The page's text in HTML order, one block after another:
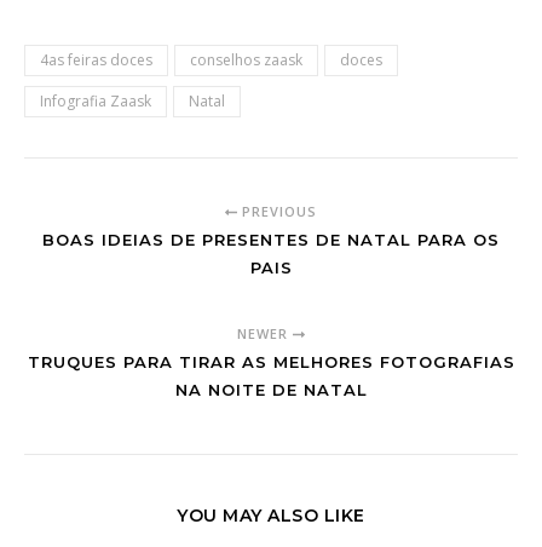
4as feiras doces conselhos zaask
doces
Infografia Zaask
Natal
PREVIOUS
BOAS IDEIAS DE PRESENTES DE NATAL PARA OS
PAIS
NEWER
TRUQUES PARA TIRAR AS MELHORES FOTOGRAFIAS
NA NOITE DE NATAL
YOU MAY ALSO LIKE